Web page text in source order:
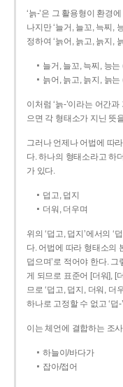
‘늙-’은 그 활용형이 환경
나지만 ‘늘거, 늘꼬, 늑찌,
정하여 ‘늙어, 늙고, 늙지,
늘거, 늘꼬, 늑찌, 능는
늙어, 늙고, 늙지, 늙는
이처럼 ‘늙-­’이라는 어간
으면 각 형태소가 지닌 뜻
그러나 언제나 어법에 따
다. 하나의 형태소라고 하
가 있다.
덥고, 덥지
더워, 더우며
위의 ‘덥고, 덥지’에서의 ‘
다. 어법에 따라 형태소의
덥으며’로 적어야 한다. 그
게 되므로 표준어 [더워], [
므로 ‘덥고, 덥지, 더워, 더
하나로 고정할 수 없고 ‘덥-
이는 체언에 결합하는 조
하늘이/바다가
잡아/접어